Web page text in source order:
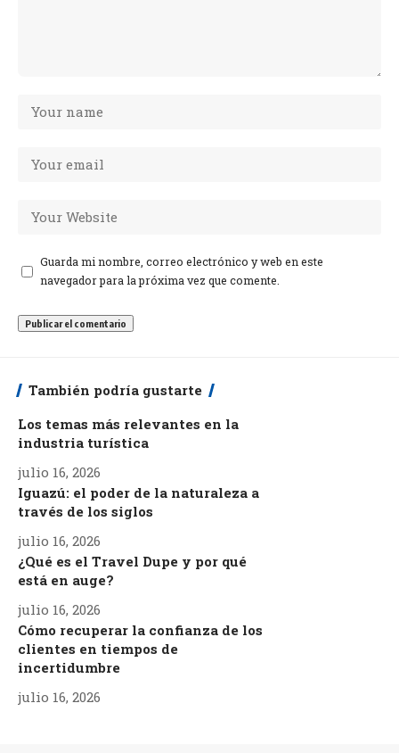
Guarda mi nombre, correo electrónico y web en este
navegador para la próxima vez que comente.
También podría gustarte
Los temas más relevantes en la
industria turística
julio 16, 2026
Iguazú: el poder de la naturaleza a
través de los siglos
julio 16, 2026
¿Qué es el Travel Dupe y por qué
está en auge?
julio 16, 2026
Cómo recuperar la confianza de los
clientes en tiempos de
incertidumbre
julio 16, 2026